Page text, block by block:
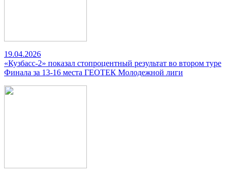
19.04.2026
«Кузбасс-2» показал стопроцентный результат во втором туре
Финала за 13-16 места ГЕОТЕК Молодежной лиги